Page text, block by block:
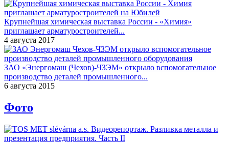
Крупнейшая химическая выставка России - «Химия»
приглашает арматуростроителей...
4 августа 2017
ЗАО «Энергомаш (Чехов)-ЧЗЭМ» открыло вспомогательное
производство деталей промышленного...
6 августа 2015
Фото